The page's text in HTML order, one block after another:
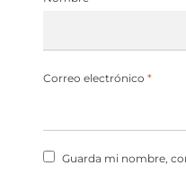
Correo electrónico *
Guarda mi nombre,